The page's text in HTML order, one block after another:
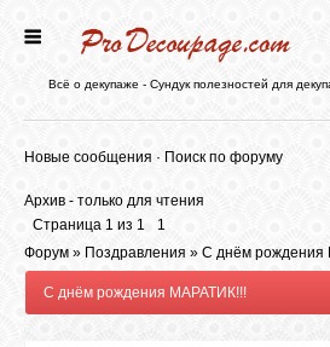
БЛОГ
ФОРУМ
Всё о декупаже - Сундук полезностей для
Новые сообщения · Поиск по форуму
Архив - только для чтения
Страница 1 из 1
1
Форум » Поздравления » С днём рождения
С днём рождения МАРАТИК!!!